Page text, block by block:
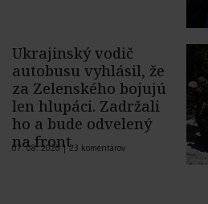
Ukrajinský vodič
autobusu vyhlásil, že
za Zelenského bojujú
len hlupáci. Zadržali
ho a bude odvelený
na front
07. 08. 2026 |23 komentárov